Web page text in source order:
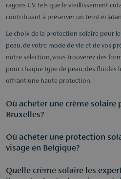
rayons UV, tels que le vieillissement
contribuant à préserver un teint
Le choix de la protection solaire pour
peau, de votre mode de vie et de vos
notre sélection, vous trouverez des
pour chaque type de peau, des fluides
offrant une haute protection.
Où acheter une crème solaire
Bruxelles?
Chez Parfuma, vous trouverez
protections solaires pour le
Shopping Center. Les spécialistes
Où acheter une protection
visage en Belgique?
De plus en plus de personnes
Quelle crème solaire les